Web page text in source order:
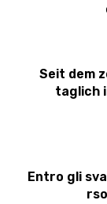
Seit dem
taglich
Entro gli